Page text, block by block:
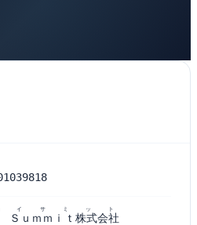
Ｓｕｍｍｉｔ株式会社
イサミット